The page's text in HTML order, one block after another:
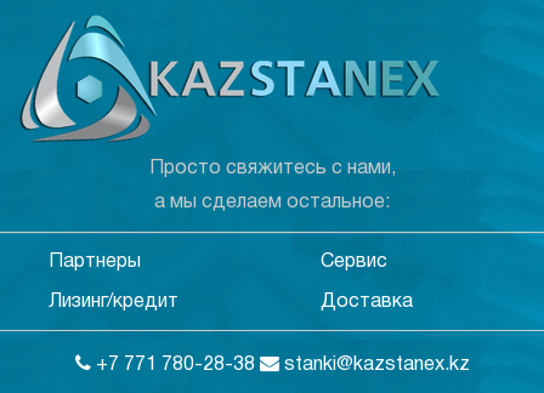
Просто свяжитесь с нами,
а мы сделаем остальное:
Партнеры Сервис
Лизинг/кредит Доставка
+7 771 780-28-38 stanki@kazstanex.kz